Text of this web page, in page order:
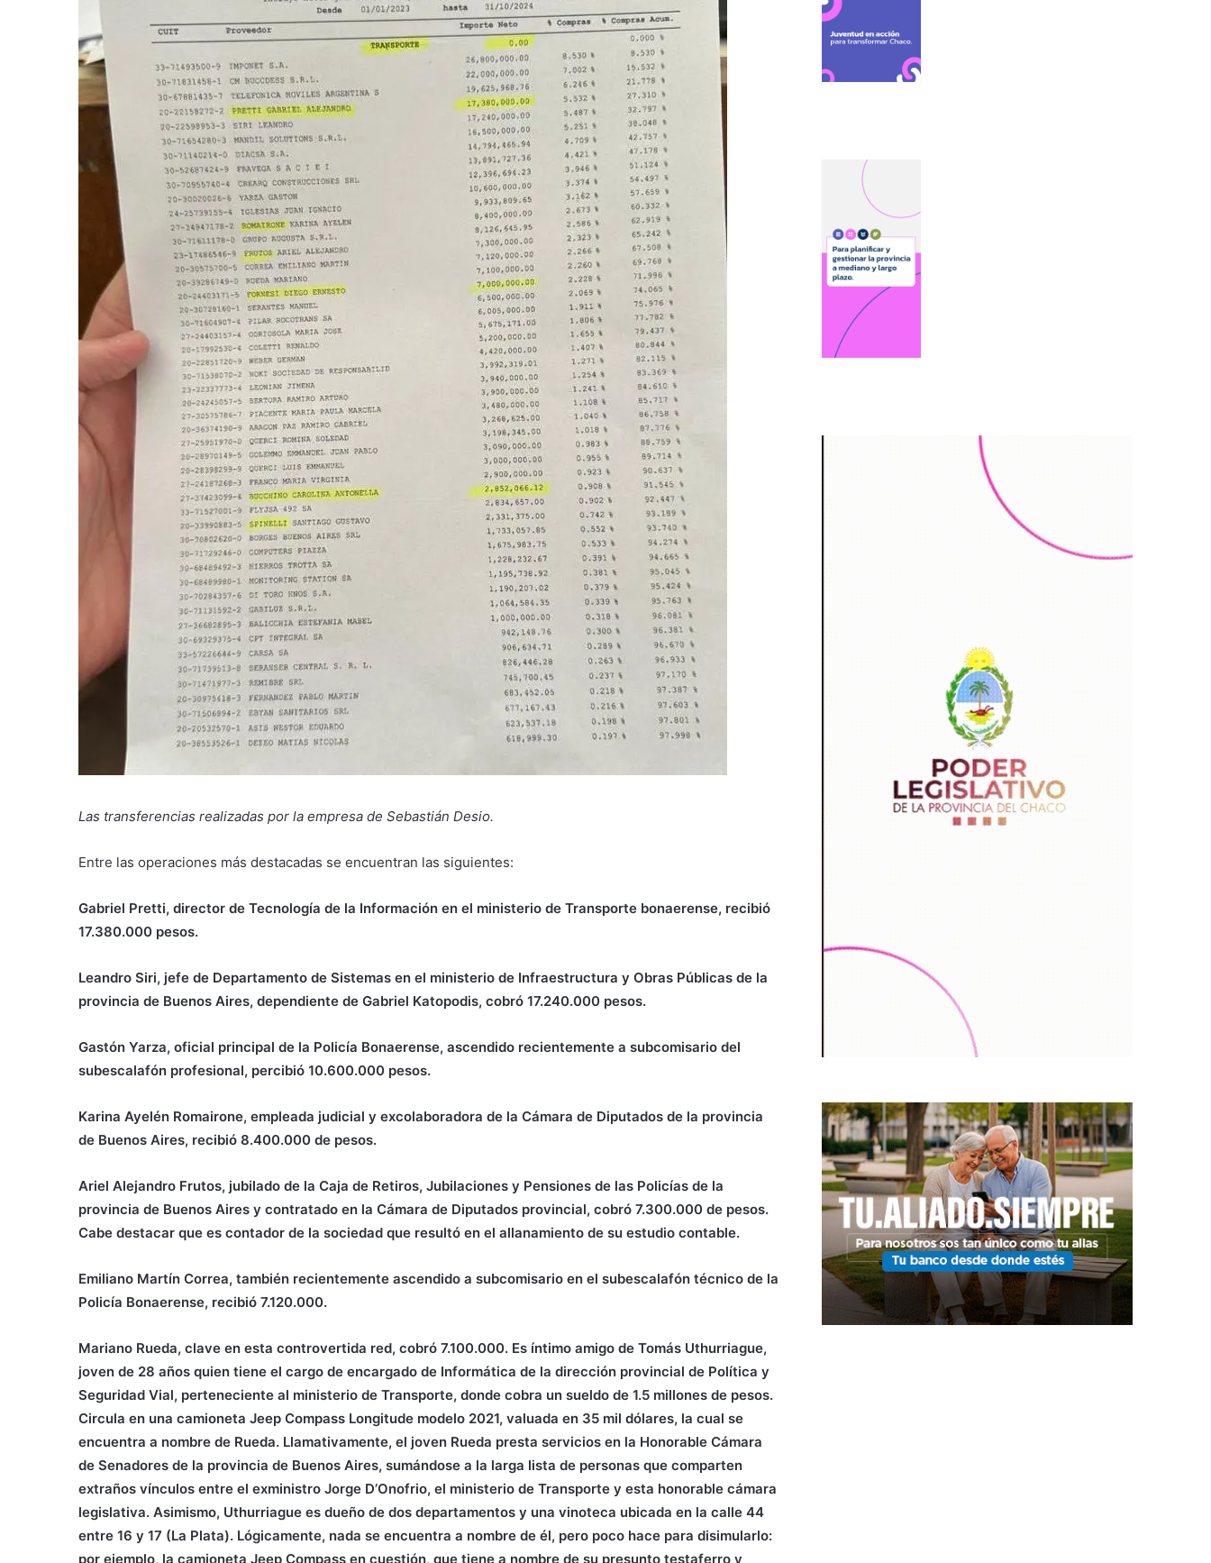
Las transferencias realizadas por la empresa de Sebastián Desio.
Entre las operaciones más destacadas se encuentran las siguientes:
Gabriel Pretti, director de Tecnología de la Información en el ministerio de Transporte bonaerense, recibió
17.380.000 pesos.
Leandro Siri, jefe de Departamento de Sistemas en el ministerio de Infraestructura y Obras Públicas de la
provincia de Buenos Aires, dependiente de Gabriel Katopodis, cobró 17.240.000 pesos.
Gastón Yarza, oficial principal de la Policía Bonaerense, ascendido recientemente a subcomisario del
subescalafón profesional, percibió 10.600.000 pesos.
Karina Ayelén Romairone, empleada judicial y excolaboradora de la Cámara de Diputados de la provincia
de Buenos Aires, recibió 8.400.000 de pesos.
Ariel Alejandro Frutos, jubilado de la Caja de Retiros, Jubilaciones y Pensiones de las Policías de la
provincia de Buenos Aires y contratado en la Cámara de Diputados provincial, cobró 7.300.000 de pesos.
Cabe destacar que es contador de la sociedad que resultó en el allanamiento de su estudio contable.
Emiliano Martín Correa, también recientemente ascendido a subcomisario en el subescalafón técnico de la
Policía Bonaerense, recibió 7.120.000.
Mariano Rueda, clave en esta controvertida red, cobró 7.100.000. Es íntimo amigo de Tomás Uthurriague,
joven de 28 años quien tiene el cargo de encargado de Informática de la dirección provincial de Política y
Seguridad Vial, perteneciente al ministerio de Transporte, donde cobra un sueldo de 1.5 millones de pesos.
Circula en una camioneta Jeep Compass Longitude modelo 2021, valuada en 35 mil dólares, la cual se
encuentra a nombre de Rueda. Llamativamente, el joven Rueda presta servicios en la Honorable Cámara
de Senadores de la provincia de Buenos Aires, sumándose a la larga lista de personas que comparten
extraños vínculos entre el exministro Jorge D’Onofrio, el ministerio de Transporte y esta honorable cámara
legislativa. Asimismo, Uthurriague es dueño de dos departamentos y una vinoteca ubicada en la calle 44
entre 16 y 17 (La Plata). Lógicamente, nada se encuentra a nombre de él, pero poco hace para disimularlo:
por ejemplo, la camioneta Jeep Compass en cuestión, que tiene a nombre de su presunto testaferro y